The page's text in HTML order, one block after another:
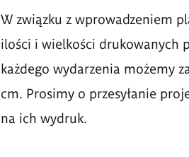
W związku z wprowadzeniem
ilości i wielkości drukowanych
każdego wydarzenia możemy
cm. Prosimy o przesyłanie
na ich wydruk.